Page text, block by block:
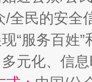
/全民的安全
“服务百姓
元化、信